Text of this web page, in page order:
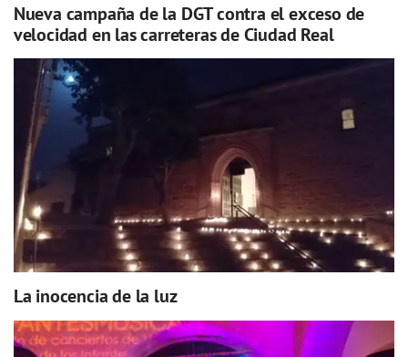
Nueva campaña de la DGT contra el exceso de
velocidad en las carreteras de Ciudad Real
La inocencia de la luz